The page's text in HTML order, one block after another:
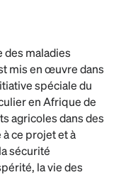
des maladies
mis en œuvre dans
spéciale du
en Afrique de
agricoles dans des
ce projet et à
sécurité
la vie des